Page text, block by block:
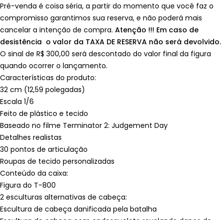
Pré-venda é coisa séria, a partir do momento que você faz o
compromisso garantimos sua reserva, e não poderá mais
cancelar a intenção de compra. Atenção !!! Em caso de
desistência o valor da TAXA DE RESERVA não será devolvido.
O sinal de R$ 300,00 será descontado do valor final da figura
quando ocorrer o lançamento.
Características do produto:
32 cm (12,59 polegadas)
Escala 1/6
Feito de plástico e tecido
Baseado no filme Terminator 2: Judgement Day
Detalhes realistas
30 pontos de articulação
Roupas de tecido personalizadas
Conteúdo da caixa:
Figura do T-800
2 esculturas alternativas de cabeça:
Escultura de cabeça danificada pela batalha